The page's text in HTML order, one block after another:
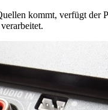
kommt, verfügt